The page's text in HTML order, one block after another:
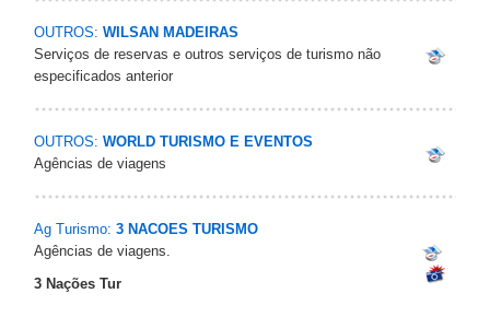
OUTROS: WILSAN MADEIRAS
Serviços de reservas e outros serviços de turismo não
especificados anterior
OUTROS: WORLD TURISMO E EVENTOS
Agências de viagens
Ag Turismo: 3 NACOES TURISMO
Agências de viagens.
3 Nações Tur